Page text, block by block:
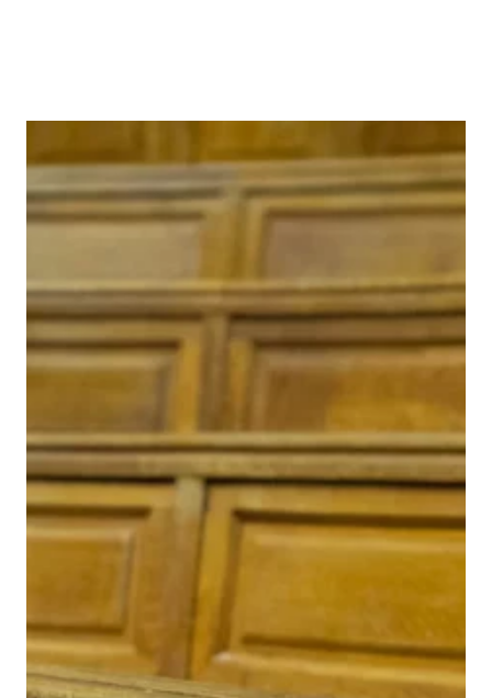
DÉCODAGE DE L’ACTU
PARIS 1- LICENCE PRO GOESS
PARIS 1- MASTER COSS
PARIS 1- MASTER AGEC
FORMATIONS ESOPS